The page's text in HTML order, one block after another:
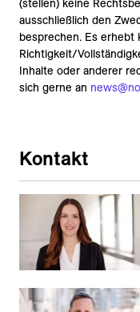
(stellen) keine
ausschließlich den
besprechen. Es erhebt
Richtigkeit/
Inhalte oder anderer
sich gerne an
Kontakt